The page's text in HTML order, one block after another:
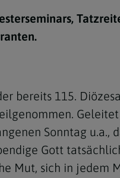
Himmelfahrt
für
Kurse
bereits 115.
Sonntag
Gott
Mut, sich in jedem